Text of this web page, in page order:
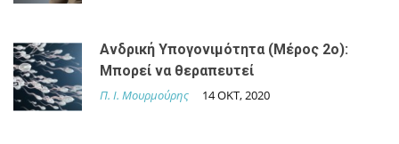
Ανδρική Yπογονιμότητα (Μέρος 2ο):
Μπορεί να θεραπευτεί
Π. Ι. Μουρμούρης 14 ΟΚΤ, 2020